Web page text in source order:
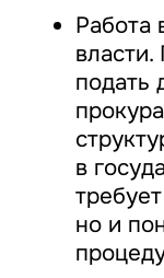
Работа
подать
в
но и